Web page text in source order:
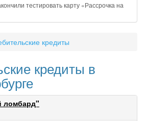
тестировать карту «Рассрочка на
кредиты
кредиты в
ломбард"